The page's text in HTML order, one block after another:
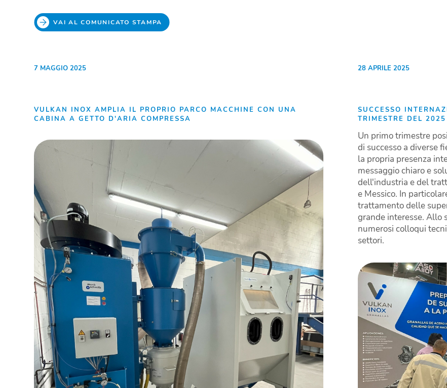
VAI AL COMUNICATO STAMPA
7 MAGGIO 2025
VULKAN INOX AMPLIA IL PROPRIO PARCO MACCHINE CON UNA
CABINA A GETTO D'ARIA COMPRESSA
28 APRILE 2025
SUCCESSO
TRIMESTRE DEL 2025
Un primo trimestre
di successo a diverse
la propria presenza
messaggio chiaro e
dell'industria e del
e Messico. In
trattamento delle
grande interesse. Allo
numerosi colloqui
settori.